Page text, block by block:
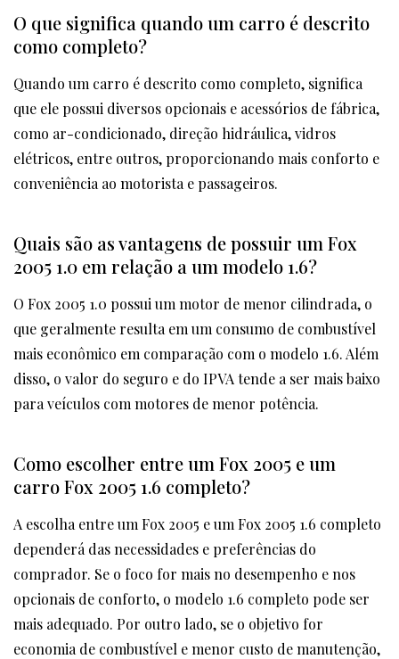
O que significa quando um carro é descrito
como completo?
Quando um carro é descrito como completo, significa
que ele possui diversos opcionais e acessórios de fábrica,
como ar-condicionado, direção hidráulica, vidros
elétricos, entre outros, proporcionando mais conforto e
conveniência ao motorista e passageiros.
Quais são as vantagens de possuir um Fox
2005 1.0 em relação a um modelo 1.6?
O Fox 2005 1.0 possui um motor de menor cilindrada, o
que geralmente resulta em um consumo de combustível
mais econômico em comparação com o modelo 1.6. Além
disso, o valor do seguro e do IPVA tende a ser mais baixo
para veículos com motores de menor potência.
Como escolher entre um Fox 2005 e um
carro Fox 2005 1.6 completo?
A escolha entre um Fox 2005 e um Fox 2005 1.6 completo
dependerá das necessidades e preferências do
comprador. Se o foco for mais no desempenho e nos
opcionais de conforto, o modelo 1.6 completo pode ser
mais adequado. Por outro lado, se o objetivo for
economia de combustível e menor custo de manutenção,